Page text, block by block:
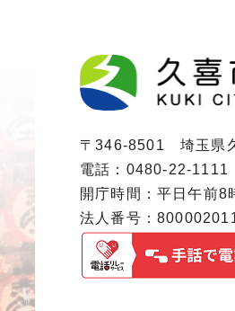
〒346-8501 埼玉県
電話：0480-22-1111
開庁時間：平日午前8
法人番号：